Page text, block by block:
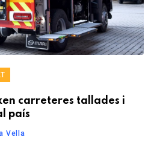
carreteres tallades i
país
Vella